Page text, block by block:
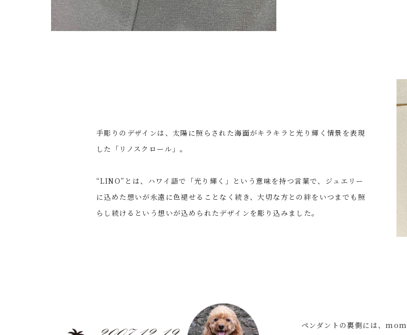
手彫りのデザインは、太陽に照らされた海面がキラキラと光り輝く情景を表現
した「リノスクロール」。
“LINO”とは、ハワイ語で「光り輝く」という意味を持つ言葉で、ジュエリー
に込めた想いが永遠に色褪せることなく続き、大切な方との絆をいつまでも照
らし続けるという想いが込められたデザインを彫り込みました。
ペンダントの裏側には、